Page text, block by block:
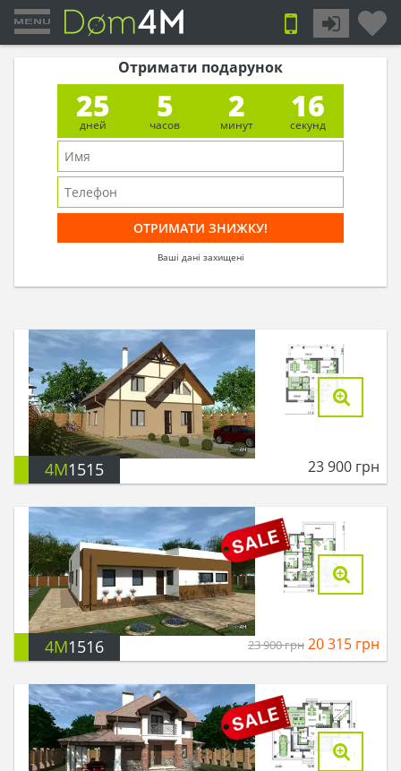
Отримати подарунок
25
дней
5
часов
2
минут
16
секунд
Ваші дані захищені
4M1515 23 900 грн
4M1516 23 900грн 20 315 грн